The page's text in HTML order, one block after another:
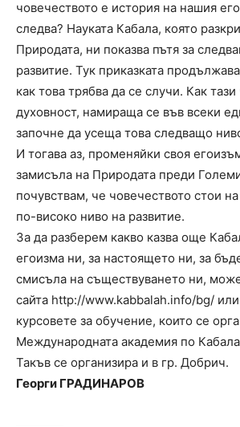
човечеството е история на нашия
следва? Науката Кабала, която
Природата, ни показва пътя за
развитие. Тук приказката
как това трябва да се случи. Как
духовност, намираща се във всеки
започне да усеща това следващо
И тогава аз, променяйки своя
замисъла на Природата преди
почувствам, че човечеството стои
по-високо ниво на развитие.
За да разберем какво казва още
егоизма ни, за настоящето ни, за
смисъла на съществуването ни,
сайта http://www.kabbalah.info/bg/
курсовете за обучение, които се
Международната академия по
Такъв се организира и в гр. Добрич.
Георги ГРАДИНАРОВ